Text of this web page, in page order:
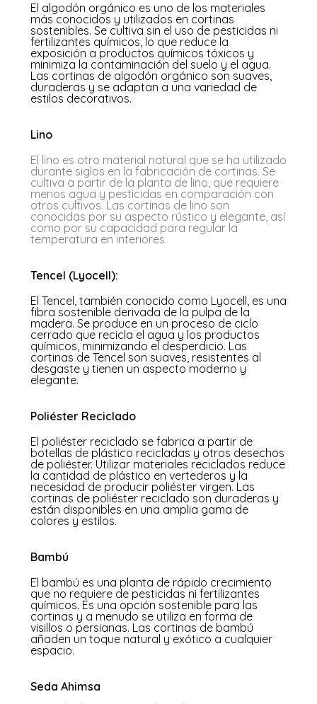
El algodón orgánico es uno de los materiales
más conocidos y utilizados en cortinas
sostenibles. Se cultiva sin el uso de pesticidas ni
fertilizantes químicos, lo que reduce la
exposición a productos químicos tóxicos y
minimiza la contaminación del suelo y el agua.
Las cortinas de algodón orgánico son suaves,
duraderas y se adaptan a una variedad de
estilos decorativos.
Lino
El lino es otro material natural que se ha utilizado
durante siglos en la fabricación de cortinas. Se
cultiva a partir de la planta de lino, que requiere
menos agua y pesticidas en comparación con
otros cultivos. Las cortinas de lino son
conocidas por su aspecto rústico y elegante, así
como por su capacidad para regular la
temperatura en interiores.
Tencel (Lyocell):
El Tencel, también conocido como Lyocell, es una
fibra sostenible derivada de la pulpa de la
madera. Se produce en un proceso de ciclo
cerrado que recicla el agua y los productos
químicos, minimizando el desperdicio. Las
cortinas de Tencel son suaves, resistentes al
desgaste y tienen un aspecto moderno y
elegante.
Poliéster Reciclado
El poliéster reciclado se fabrica a partir de
botellas de plástico recicladas y otros desechos
de poliéster. Utilizar materiales reciclados reduce
la cantidad de plástico en vertederos y la
necesidad de producir poliéster virgen. Las
cortinas de poliéster reciclado son duraderas y
están disponibles en una amplia gama de
colores y estilos.
Bambú
El bambú es una planta de rápido crecimiento
que no requiere de pesticidas ni fertilizantes
químicos. Es una opción sostenible para las
cortinas y a menudo se utiliza en forma de
visillos o persianas. Las cortinas de bambú
añaden un toque natural y exótico a cualquier
espacio.
Seda Ahimsa